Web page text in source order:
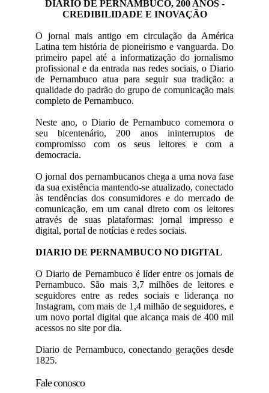
DIARIO DE PERNAMBUCO, 200 ANOS -
CREDIBILIDADE E INOVAÇÃO
O jornal mais antigo em circulação da América
Latina tem história de pioneirismo e vanguarda. Do
primeiro papel até a informatização do jornalismo
profissional e da entrada nas redes sociais, o Diario
de Pernambuco atua para seguir sua tradição: a
qualidade do padrão do grupo de comunicação mais
completo de Pernambuco.
Neste ano, o Diario de Pernambuco comemora o
seu bicentenário, 200 anos ininterruptos de
compromisso com os seus leitores e com a
democracia.
O jornal dos pernambucanos chega a uma nova fase
da sua existência mantendo-se atualizado, conectado
às tendências dos consumidores e do mercado de
comunicação, em um canal direto com os leitores
através de suas plataformas: jornal impresso e
digital, portal de notícias e redes sociais.
DIARIO DE PERNAMBUCO NO DIGITAL
O Diario de Pernambuco é líder entre os jornais de
Pernambuco. São mais 3,7 milhões de leitores e
seguidores entre as redes sociais e liderança no
Instagram, com mais de 1,4 milhão de seguidores, e
um novo portal digital que alcança mais de 400 mil
acessos no site por dia.
Diario de Pernambuco, conectando gerações desde
1825.
Fale conosco